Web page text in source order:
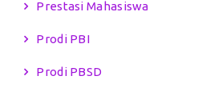
Prestasi Mahasiswa
Prodi PBI
Prodi PBSD